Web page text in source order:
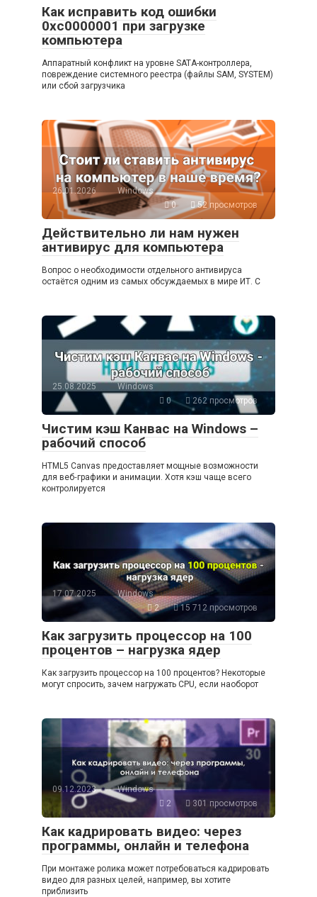
Как исправить код ошибки
0xc0000001 при загрузке
компьютера
Аппаратный конфликт на уровне SATA-контроллера,
повреждение системного реестра (файлы SAM, SYSTEM)
или сбой загрузчика
26.01.2026
Windows
0
52 просмотров
Действительно ли нам нужен
антивирус для компьютера
Вопрос о необходимости отдельного антивируса
остаётся одним из самых обсуждаемых в мире ИТ. С
25.08.2025
Windows
0
262 просмотров
Чистим кэш Канвас на Windows –
рабочий способ
HTML5 Canvas предоставляет мощные возможности
для веб‑графики и анимации. Хотя кэш чаще всего
контролируется
17.07.2025
Windows
2
15 712 просмотров
Как загрузить процессор на 100
процентов – нагрузка ядер
Как загрузить процессор на 100 процентов? Некоторые
могут спросить, зачем нагружать CPU, если наоборот
09.12.2023
Windows
2
301 просмотров
Как кадрировать видео: через
программы, онлайн и телефона
При монтаже ролика может потребоваться кадрировать
видео для разных целей, например, вы хотите
приблизить